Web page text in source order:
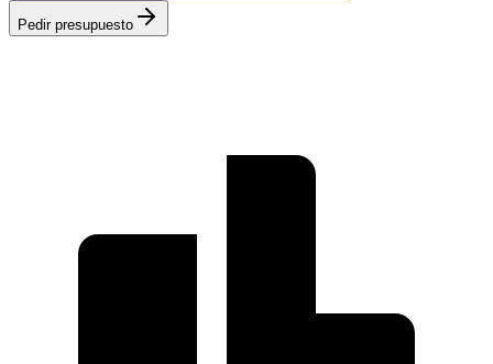
Pedir presupuesto